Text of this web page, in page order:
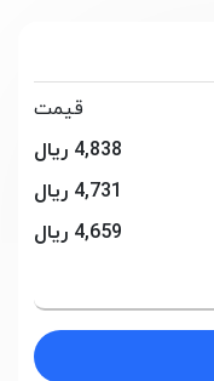
قیمت
4,838 ریال
4,731 ریال
4,659 ریال